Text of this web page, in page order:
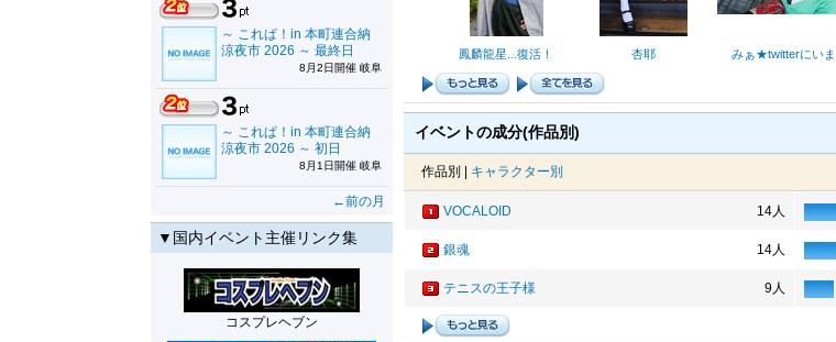
～ これぱ！in 本町連合納
涼夜市 2026 ～ 最終日
8月2日開催 岐阜
～ これぱ！in 本町連合納
涼夜市 2026 ～ 初日
8月1日開催 岐阜
←前の月
▼国内イベント主催リンク集
コスプレヘブン
鳳麟龍星...復活！ 杏耶 みぁ★twitterにいま
イベントの成分(作品別)
作品別 | キャラクター別
VOCALOID 14人
銀魂 14人
テニスの王子様 9人